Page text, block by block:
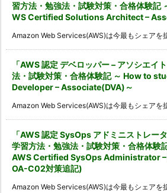
習方法・勉強法・試験対策・合格体験
WS Certified Solutions Architect –
Amazon Web Services(AWS)は今最もシェアを
「AWS 認定 デベロッパー – アソシエイ
法・試験対策・合格体験記 ～ How to
Developer – Associate(DVA)～
Amazon Web Services(AWS)は今最もシェアを
「AWS 認定 SysOps アドミニストレー
学習方法・勉強法・試験対策・合格体
AWS Certified SysOps Administrator
OA-C02対策追記)
Amazon Web Services(AWS)は今最もシェアを